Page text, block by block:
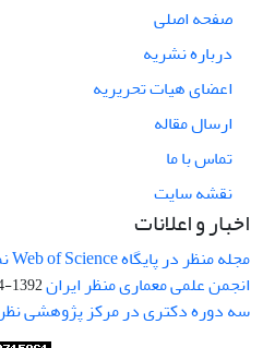
صفحه اصلی
درباره نشریه
اعضای هیات تحریریه
ارسال مقاله
تماس با ما
نقشه سایت
اخبار و اعلانات
مجله منظر در پایگاه Web of Science نمایه شد.
انجمن علمی معماری منظر ایران1392-04-04
سه دوره دکتری در مرکز پژوهشی نظر